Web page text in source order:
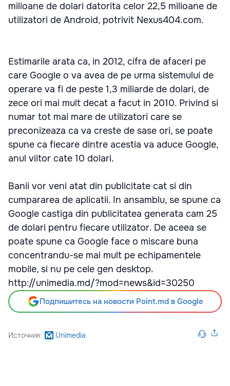
milioane de dolari datorita celor 22,5 milioane de
utilizatori de Android, potrivit Nexus404.com.
Estimarile arata ca, in 2012, cifra de afaceri pe
care Google o va avea de pe urma sistemului de
operare va fi de peste 1,3 miliarde de dolari, de
zece ori mai mult decat a facut in 2010. Privind si
numar tot mai mare de utilizatori care se
preconizeaza ca va creste de sase ori, se poate
spune ca fiecare dintre acestia va aduce Google,
anul viitor cate 10 dolari.
Banii vor veni atat din publicitate cat si din
cumpararea de aplicatii. In ansamblu, se spune ca
Google castiga din publicitatea generata cam 25
de dolari pentru fiecare utilizator. De aceea se
poate spune ca Google face o miscare buna
concentrandu-se mai mult pe echipamentele
mobile, si nu pe cele gen desktop.
http://unimedia.md/?mod=news&id=30250
Подпишитесь на новости Point.md в Google
Источник Unimedia